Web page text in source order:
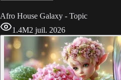
Afro House Galaxy - Topic
1.4M2 juil. 2026